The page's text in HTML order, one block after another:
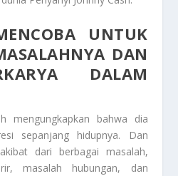
UNTUK
DAN
DALAM
mengungkapkan bahwa dia
sepanjang hidupnya. Dan
dari berbagai masalah,
masalah hubungan, dan